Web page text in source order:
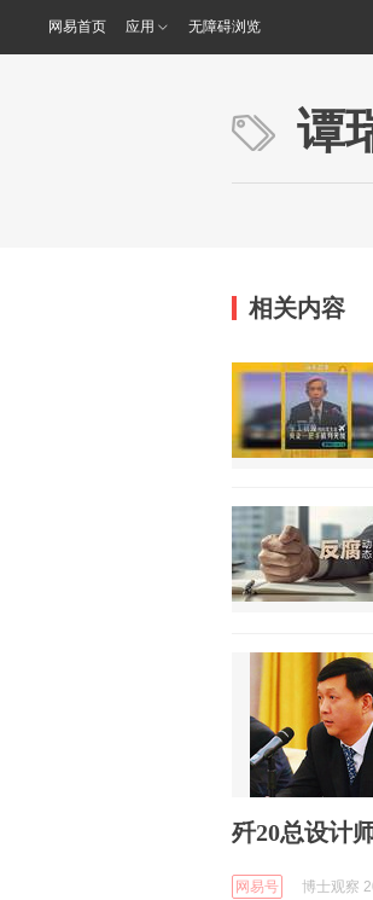
网易首页 应用 无障碍浏览
谭
相关内容
歼20总设计
网易号 博士观察